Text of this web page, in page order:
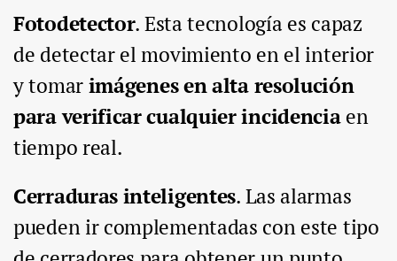
Fotodetector. Esta tecnología es capaz
de detectar el movimiento en el interior
y tomarimágenes en alta resolución
para verificar cualquier incidenciaen
tiempo real.
Cerraduras inteligentes. Las alarmas
pueden ir complementadas con este tipo